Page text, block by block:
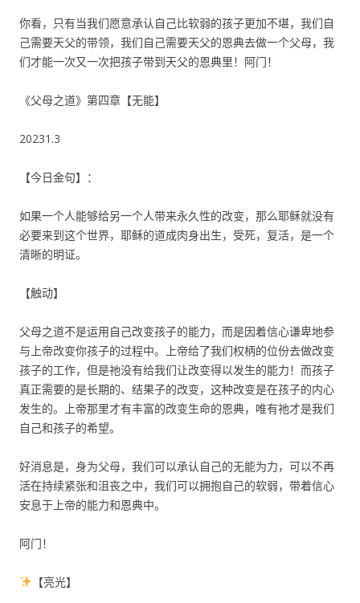
你看，只有当我们愿意承认自己比软弱的孩子更加不堪，我们自
己需要天父的带领，我们自己需要天父的恩典去做一个父母，我
们才能一次又一次把孩子带到天父的恩典里！阿门！
《父母之道》第四章【无能】
20231.3
【今日金句】：
如果一个人能够给另一个人带来永久性的改变，那么耶稣就没有
必要来到这个世界，耶稣的道成肉身出生，受死，复活，是一个
清晰的明证。
【触动】
父母之道不是运用自己改变孩子的能力，而是因着信心谦卑地参
与上帝改变你孩子的过程中。上帝给了我们权柄的位份去做改变
孩子的工作，但是祂没有给我们让改变得以发生的能力！而孩子
真正需要的是长期的、结果子的改变，这种改变是在孩子的内心
发生的。上帝那里才有丰富的改变生命的恩典，唯有祂才是我们
自己和孩子的希望。
好消息是，身为父母，我们可以承认自己的无能为力，可以不再
活在持续紧张和沮丧之中，我们可以拥抱自己的软弱，带着信心
安息于上帝的能力和恩典中。
阿门！
【亮光】